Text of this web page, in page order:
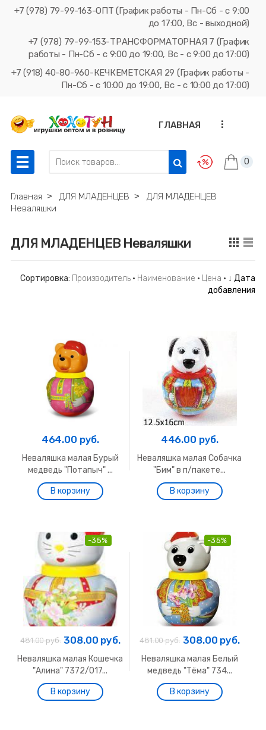
+7 (978) 79-99-163-ОПТ (График работы - Пн-Сб - с 9:00
до 17:00, Вс - выходной)
+7 (978) 79-99-153-ТРАНСФОРМАТОРНАЯ 7 (График
работы - Пн-Сб - с 9:00 до 19:00, Вс - с 9:00 до 17:00)
+7 (918) 40-80-960-КЕЧКЕМЕТСКАЯ 29 (График работы -
Пн-Сб - с 10:00 до 19:00, Вс - с 10:00 до 17:00)
ГЛАВНАЯ ...
0
Главная ˃ ДЛЯ МЛАДЕНЦЕВ ˃
ДЛЯ МЛАДЕНЦЕВ
Неваляшки
ДЛЯ МЛАДЕНЦЕВ Неваляшки
Сортировка: Производитель · Наименование · Цена · ↓ Дата
добавления
464.00 руб.
Неваляшка малая Бурый
медведь "Потапыч" ...
446.00 руб.
Неваляшка малая Собачка
"Бим" в п/пакете...
-35%
481.00 руб. 308.00 руб.
Неваляшка малая Кошечка
"Алина" 7372/017...
-35%
481.00 руб. 308.00 руб.
Неваляшка малая Белый
медведь "Тёма" 734...